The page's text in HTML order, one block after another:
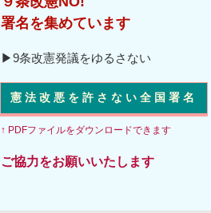
署名を集めています
▶9条改憲発議をゆるさない
憲法改悪を許さない全国署名
↑ PDFファイルをダウンロードできます
ご協力をお願いいたします